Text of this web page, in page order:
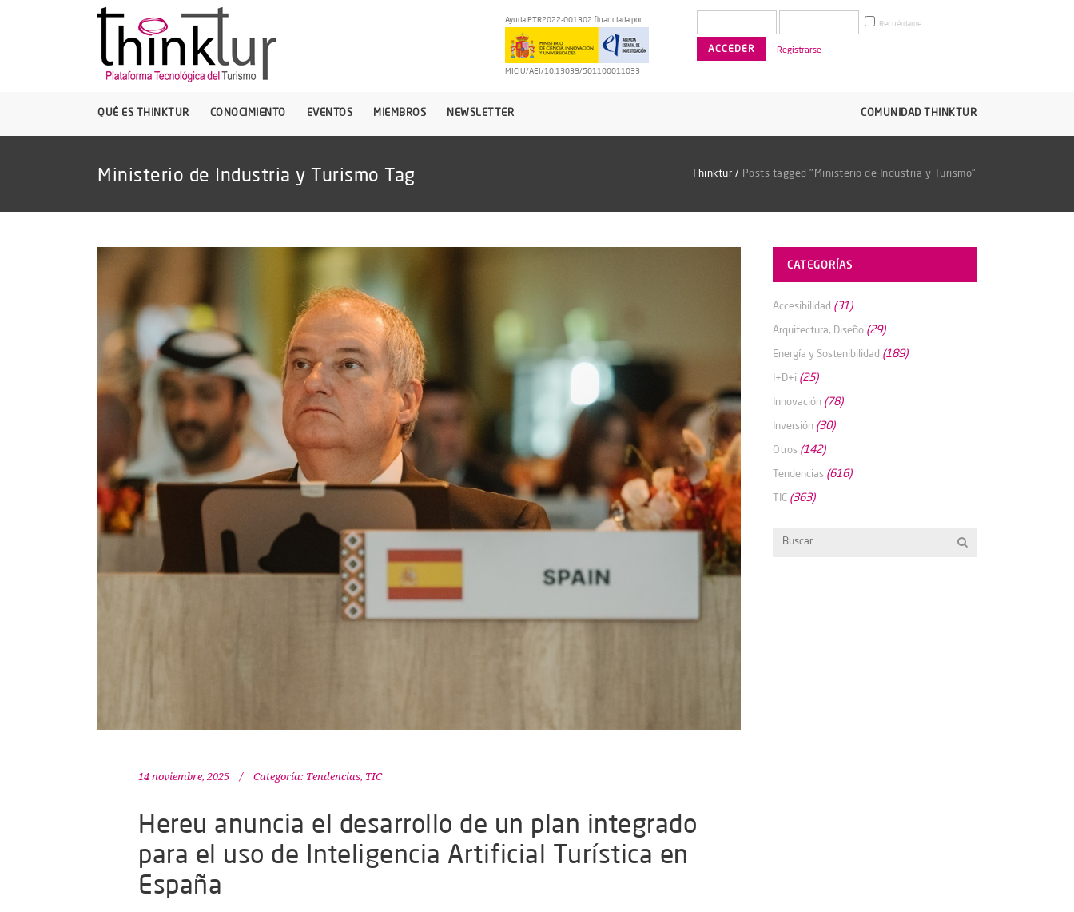
Ayuda PTR2022-001302 financiada por:
MICIU/AEI/10.13039/501100011033
Recuérdame
Registrarse
QUÉ ES THINKTUR CONOCIMIENTO EVENTOS MIEMBROS NEWSLETTER COMUNIDAD THINKTUR
Ministerio de Industria y Turismo Tag Thinktur / Posts tagged "Ministerio de Industria y Turismo"
14 noviembre, 2025 Categoría: Tendencias, TIC
Hereu anuncia el desarrollo de un plan integrado
para el uso de Inteligencia Artificial Turística en
España
CATEGORÍAS
Accesibilidad (31)
Arquitectura, Diseño (29)
Energía y Sostenibilidad (189)
I+D+i (25)
Innovación (78)
Inversión (30)
Otros (142)
Tendencias (616)
TIC (363)